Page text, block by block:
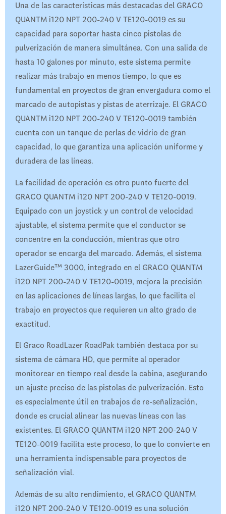
Una de las características más destacadas del GRACO
QUANTM i120 NPT 200-240 V TE120-0019 es su
capacidad para soportar hasta cinco pistolas de
pulverización de manera simultánea. Con una salida de
hasta 10 galones por minuto, este sistema permite
realizar más trabajo en menos tiempo, lo que es
fundamental en proyectos de gran envergadura como el
marcado de autopistas y pistas de aterrizaje. El GRACO
QUANTM i120 NPT 200-240 V TE120-0019 también
cuenta con un tanque de perlas de vidrio de gran
capacidad, lo que garantiza una aplicación uniforme y
duradera de las líneas.
La facilidad de operación es otro punto fuerte del
GRACO QUANTM i120 NPT 200-240 V TE120-0019.
Equipado con un joystick y un control de velocidad
ajustable, el sistema permite que el conductor se
concentre en la conducción, mientras que otro
operador se encarga del marcado. Además, el sistema
LazerGuide™ 3000, integrado en el GRACO QUANTM
i120 NPT 200-240 V TE120-0019, mejora la precisión
en las aplicaciones de líneas largas, lo que facilita el
trabajo en proyectos que requieren un alto grado de
exactitud.
El Graco RoadLazer RoadPak también destaca por su
sistema de cámara HD, que permite al operador
monitorear en tiempo real desde la cabina, asegurando
un ajuste preciso de las pistolas de pulverización. Esto
es especialmente útil en trabajos de re-señalización,
donde es crucial alinear las nuevas líneas con las
existentes. El GRACO QUANTM i120 NPT 200-240 V
TE120-0019 facilita este proceso, lo que lo convierte en
una herramienta indispensable para proyectos de
señalización vial.
Además de su alto rendimiento, el GRACO QUANTM
i120 NPT 200-240 V TE120-0019 es una solución